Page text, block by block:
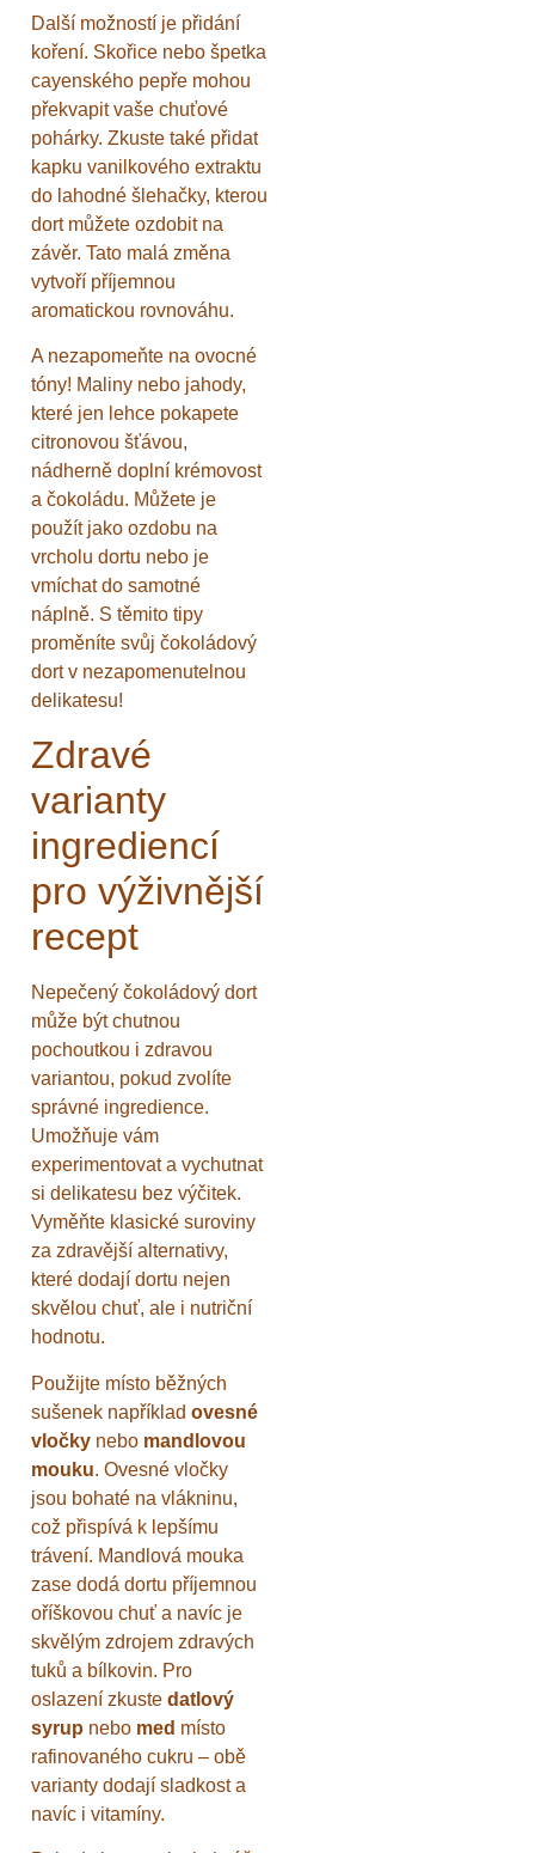
Další možností je přidání
koření. Skořice nebo špetka
cayenského pepře mohou
překvapit vaše chuťové
pohárky. Zkuste také přidat
kapku vanilkového extraktu
do lahodné šlehačky, kterou
dort můžete ozdobit na
závěr. Tato malá změna
vytvoří příjemnou
aromatickou rovnováhu.
A nezapomeňte na ovocné
tóny! Maliny nebo jahody,
které jen lehce pokapete
citronovou šťávou,
nádherně doplní krémovost
a čokoládu. Můžete je
použít jako ozdobu na
vrcholu dortu nebo je
vmíchat do samotné
náplně. S těmito tipy
proměníte svůj čokoládový
dort v nezapomenutelnou
delikatesu!
Zdravé
varianty
ingrediencí
pro výživnější
recept
Nepečený čokoládový dort
může být chutnou
pochoutkou i zdravou
variantou, pokud zvolíte
správné ingredience.
Umožňuje vám
experimentovat a vychutnat
si delikatesu bez výčitek.
Vyměňte klasické suroviny
za zdravější alternativy,
které dodají dortu nejen
skvělou chuť, ale i nutriční
hodnotu.
Použijte místo běžných
sušenek například ovesné
vločky nebo mandlovou
mouku. Ovesné vločky
jsou bohaté na vlákninu,
což přispívá k lepšímu
trávení. Mandlová mouka
zase dodá dortu příjemnou
oříškovou chuť a navíc je
skvělým zdrojem zdravých
tuků a bílkovin. Pro
oslazení zkuste datlový
syrup nebo med místo
rafinovaného cukru – obě
varianty dodají sladkost a
navíc i vitamíny.